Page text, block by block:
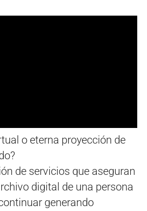
o eterna proyección de
de servicios que aseguran
digital de una persona
generando